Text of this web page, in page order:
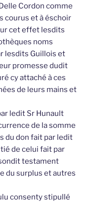
Cordon comme
courus et à éschoir
cet effet lesdits
noms
lesdits Guillois et
promesse dudit
cy attaché à ces
de leurs mains et
ledit Sr Hunault
de la somme
du don fait par ledit
de celui fait par
testament
du surplus et autres
consenty stipullé